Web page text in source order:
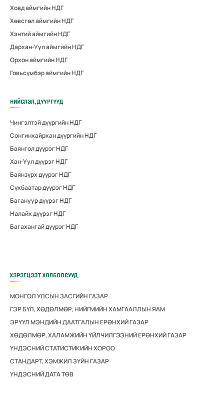
Ховд аймгийн НДГ
Хөвсгөл аймгийн НДГ
Хэнтий аймгийн НДГ
Дархан-Уул аймгийн НДГ
Орхон аймгийн НДГ
Говьсүмбэр аймгийн НДГ
НИЙСЛЭЛ, ДҮҮРГҮҮД
Чингэлтэй дүүргийн НДГ
Сонгинхайрхан дүүргийн НДГ
Баянгол дүүрэг НДГ
Хан-Уул дүүрэг НДГ
Баянзүрх дүүрэг НДГ
Сүхбаатар дүүрэг НДГ
Багануур дүүрэг НДГ
Налайх дүүрэг НДГ
Багахангай дүүрэг НДГ
ХЭРЭГЦЭЭТ ХОЛБООСУУД
МОНГОЛ УЛСЫН ЗАСГИЙН ГАЗАР
ГЭР БҮЛ, ХӨДӨЛМӨР, НИЙГМИЙН ХАМГААЛЛЫН ЯАМ
ЭРҮҮЛ МЭНДИЙН ДААТГАЛЫН ЕРӨНХИЙ ГАЗАР
ХӨДӨЛМӨР, ХАЛАМЖИЙН ҮЙЛЧИЛГЭЭНИЙ ЕРӨНХИЙ ГАЗАР
ҮНДЭСНИЙ СТАТИСТИКИЙН ХОРОО
СТАНДАРТ, ХЭМЖИЛ ЗҮЙН ГАЗАР
ҮНДЭСНИЙ ДАТА ТӨВ